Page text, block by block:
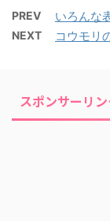
PREV いろんな
NEXT コウモリ
スポンサーリン